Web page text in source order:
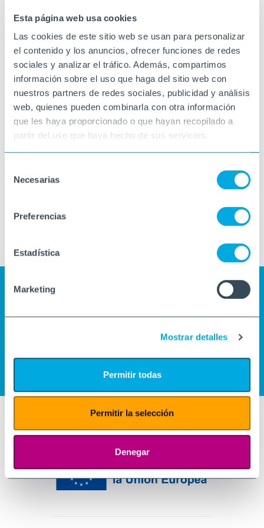
Esta página web usa cookies
Las cookies de este sitio web se usan para personalizar
el contenido y los anuncios, ofrecer funciones de redes
sociales y analizar el tráfico. Además, compartimos
información sobre el uso que haga del sitio web con
nuestros partners de redes sociales, publicidad y análisis
web, quienes pueden combinarla con otra información
que les haya proporcionado o que hayan recopilado a
partir del uso que haya hecho de sus servicios.
Necesarias
Preferencias
Estadística
Marketing
Mostrar detalles
Permitir todas
Permitir la selección
Denegar